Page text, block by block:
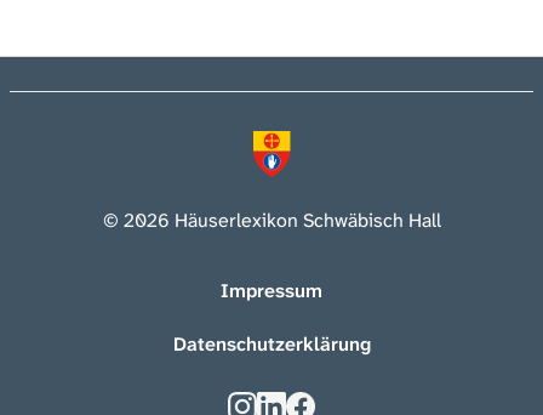
© 2026 Häuserlexikon Schwäbisch Hall
Impressum
Datenschutzerklärung